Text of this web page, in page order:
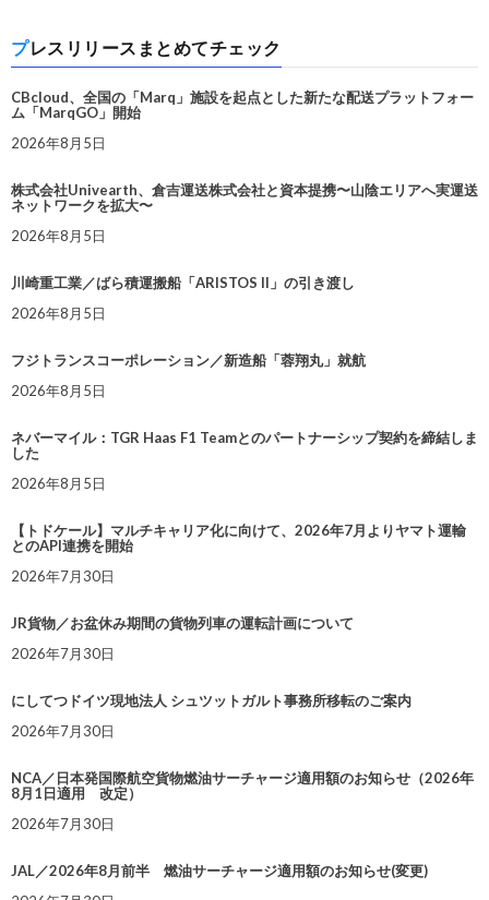
プレスリリースまとめてチェック
CBcloud、全国の「Marq」施設を起点とした新たな配送プラットフォー
ム「MarqGO」開始
2026年8月5日
株式会社Univearth、倉吉運送株式会社と資本提携〜山陰エリアへ実運送
ネットワークを拡大〜
2026年8月5日
川崎重工業／ばら積運搬船「ARISTOS II」の引き渡し
2026年8月5日
フジトランスコーポレーション／新造船「蓉翔丸」就航
2026年8月5日
ネバーマイル：TGR Haas F1 Teamとのパートナーシップ契約を締結しま
した
2026年8月5日
【トドケール】マルチキャリア化に向けて、2026年7月よりヤマト運輸
とのAPI連携を開始
2026年7月30日
JR貨物／お盆休み期間の貨物列車の運転計画について
2026年7月30日
にしてつドイツ現地法人 シュツットガルト事務所移転のご案内
2026年7月30日
NCA／日本発国際航空貨物燃油サーチャージ適用額のお知らせ（2026年
8月1日適用 改定）
2026年7月30日
JAL／2026年8月前半 燃油サーチャージ適用額のお知らせ(変更)